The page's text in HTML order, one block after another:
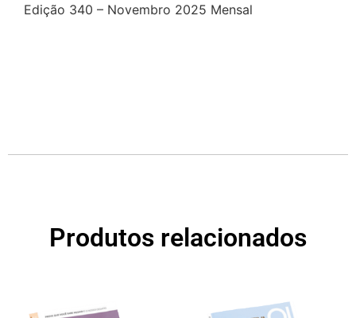
Edição 340 – Novembro 2025 Mensal
Produtos relacionados